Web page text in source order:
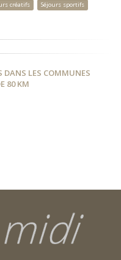
créatifs
Séjours sportifs
DANS LES COMMUNES
80 KM